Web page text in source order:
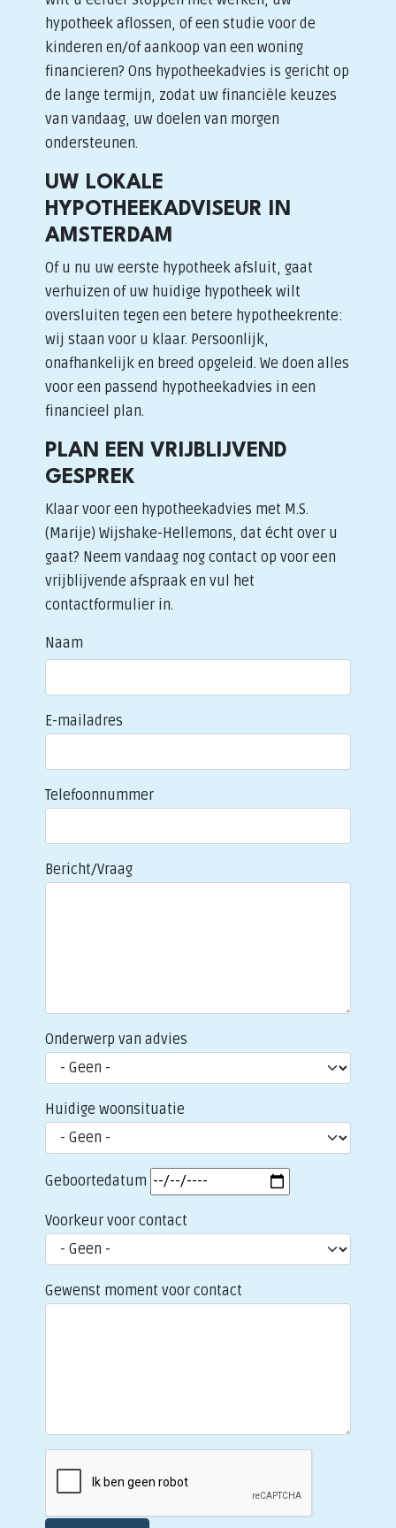
hypotheek aflossen, of een studie voor de
kinderen en/of aankoop van een woning
financieren? Ons hypotheekadvies is gericht op
de lange termijn, zodat uw financiële keuzes
van vandaag, uw doelen van morgen
ondersteunen.
UW LOKALE
HYPOTHEEKADVISEUR IN
AMSTERDAM
Of u nu uw eerste hypotheek afsluit, gaat
verhuizen of uw huidige hypotheek wilt
oversluiten tegen een betere hypotheekrente:
wij staan voor u klaar. Persoonlijk,
onafhankelijk en breed opgeleid. We doen alles
voor een passend hypotheekadvies in een
financieel plan.
PLAN EEN VRIJBLIJVEND
GESPREK
Klaar voor een hypotheekadvies met M.S.
(Marije) Wijshake-Hellemons, dat écht over u
gaat? Neem vandaag nog contact op voor een
vrijblijvende afspraak en vul het
contactformulier in.
Naam
E-mailadres
Telefoonnummer
Bericht/Vraag
Onderwerp van advies
Huidige woonsituatie
Geboortedatum
Voorkeur voor contact
Gewenst moment voor contact